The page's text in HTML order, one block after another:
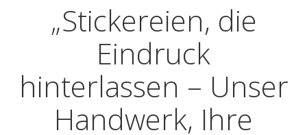
„Stickereien, die
Eindruck
hinterlassen – Unser
Handwerk, Ihre